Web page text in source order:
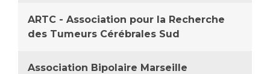
ARTC - Association pour la Recherche
des Tumeurs Cérébrales Sud
Association Bipolaire Marseille